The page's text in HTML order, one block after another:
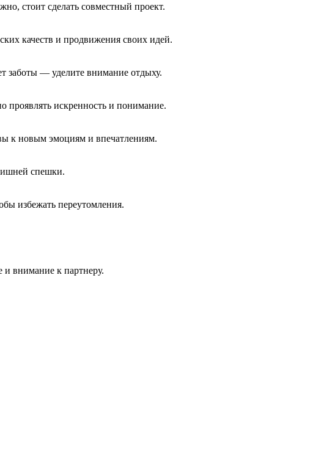
стоит сделать совместный проект.
качеств и продвижения своих идей.
заботы — уделите внимание отдыху.
искренность и понимание.
к новым эмоциям и впечатлениям.
спешки.
избежать переутомления.
внимание к партнеру.